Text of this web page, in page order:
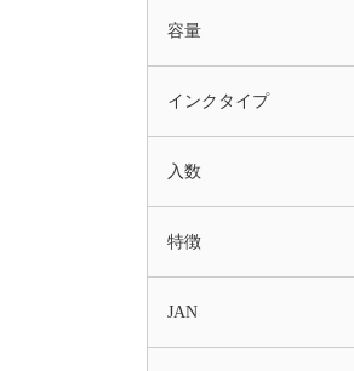
容量
インクタイプ
入数
特徴
JAN